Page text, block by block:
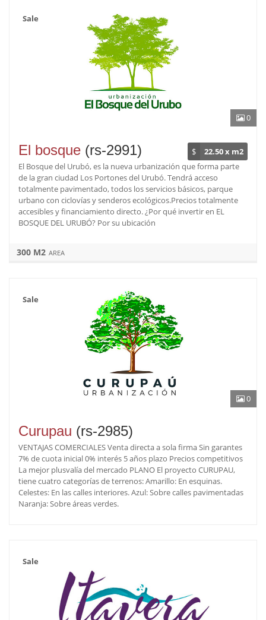
0
Sale
$ 22.50 x m2
El bosque (rs-2991)
El Bosque del Urubó, es la nueva urbanización que forma parte
de la gran ciudad Los Portones del Urubó. Tendrá acceso
totalmente pavimentado, todos los servicios básicos, parque
urbano con ciclovías y senderos ecológicos.Precios totalmente
accesibles y financiamiento directo. ¿Por qué invertir en EL
BOSQUE DEL URUBÓ? Por su ubicación
300 M2 AREA
0
Sale
Curupau (rs-2985)
VENTAJAS COMERCIALES Venta directa a sola firma Sin garantes
7% de cuota inicial 0% interés 5 años plazo Precios competitivos
La mejor plusvalía del mercado PLANO El proyecto CURUPAU,
tiene cuatro categorías de terrenos: Amarillo: En esquinas.
Celestes: En las calles interiores. Azul: Sobre calles pavimentadas
Naranja: Sobre áreas verdes.
Sale